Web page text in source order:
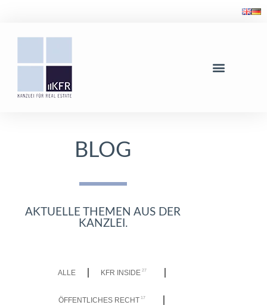
BLOG
AKTUELLE THEMEN AUS DER
KANZLEI.
ALLE KFR INSIDE 27
ÖFFENTLICHES RECHT 17